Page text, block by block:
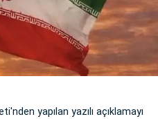
yapılan yazılı açıklamayı